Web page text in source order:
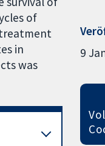
of
in
was
9